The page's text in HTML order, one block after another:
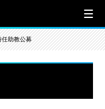
助教公募